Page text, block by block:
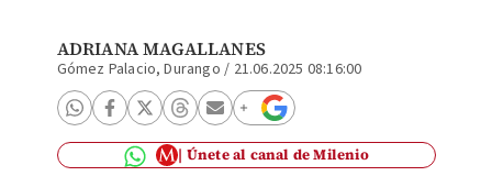
ADRIANA MAGALLANES
Gómez Palacio, Durango / 21.06.2025 08:16:00
Únete al canal de Milenio